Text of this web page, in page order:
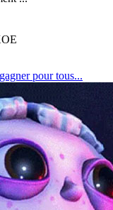
pour tous...